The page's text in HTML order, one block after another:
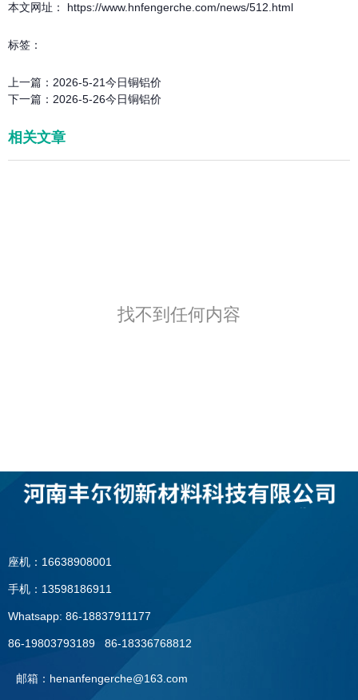
本文网址： https://www.hnfengerche.com/news/512.html
标签：
上一篇： 2026-5-21今日铜铝价
下一篇： 2026-5-26今日铜铝价
相关文章
找不到任何内容
座机：16638908001
手机：13598186911
Whatsapp: 86-18837911177
86-19803793189 86-18336768812
邮箱：henanfengerche@163.com